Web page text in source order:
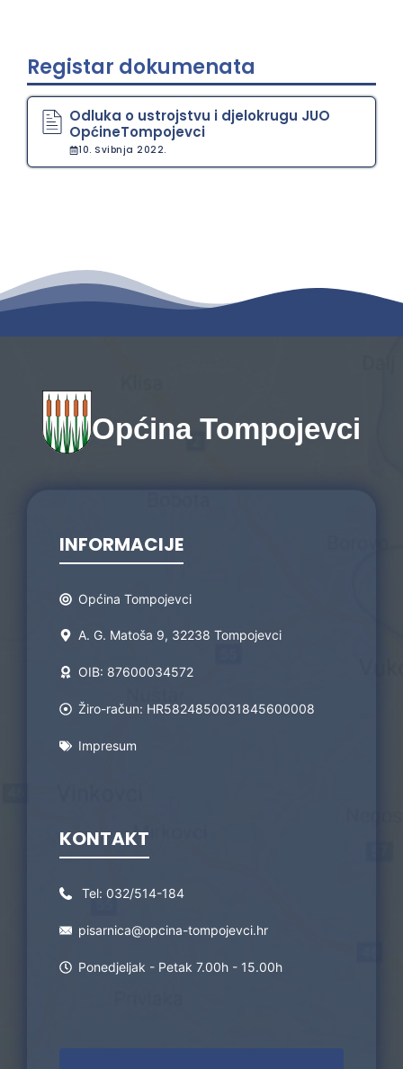
Registar dokumenata
Odluka o ustrojstvu i djelokrugu JUO
OpćineTompojevci
10. Svibnja 2022.
Općina Tompojevci
INFORMACIJE
Općina Tompojevci
A. G. Matoša 9, 32238 Tompojevci
OIB: 87600034572
Žiro-račun: HR5824850031845600008
Impresum
KONTAKT
Tel: 032/514-184
pisarnica@opcina-tompojevci.hr
Ponedjeljak - Petak 7.00h - 15.00h